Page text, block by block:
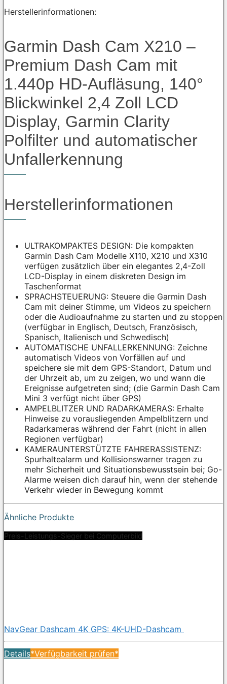
Herstellerinformationen:
Garmin Dash Cam X210 –
Premium Dash Cam mit
1.440p HD-Aufläsung, 140°
Blickwinkel 2,4 Zoll LCD
Display, Garmin Clarity
Polfilter und automatischer
Unfallerkennung
Herstellerinformationen
ULTRAKOMPAKTES DESIGN: Die kompakten
Garmin Dash Cam Modelle X110, X210 und X310
verfügen zusätzlich über ein elegantes 2,4-Zoll
LCD-Display in einem diskreten Design im
Taschenformat
SPRACHSTEUERUNG: Steuere die Garmin Dash
Cam mit deiner Stimme, um Videos zu speichern
oder die Audioaufnahme zu starten und zu stoppen
(verfügbar in Englisch, Deutsch, Französisch,
Spanisch, Italienisch und Schwedisch)
AUTOMATISCHE UNFALLERKENNUNG: Zeichne
automatisch Videos von Vorfällen auf und
speichere sie mit dem GPS-Standort, Datum und
der Uhrzeit ab, um zu zeigen, wo und wann die
Ereignisse aufgetreten sind; (die Garmin Dash Cam
Mini 3 verfügt nicht über GPS)
AMPELBLITZER UND RADARKAMERAS: Erhalte
Hinweise zu vorausliegenden Ampelblitzern und
Radarkameras während der Fahrt (nicht in allen
Regionen verfügbar)
KAMERAUNTERSTÜTZTE FAHRERASSISTENZ:
Spurhaltealarm und Kollisionswarner tragen zu
mehr Sicherheit und Situationsbewusstsein bei; Go-
Alarme weisen dich darauf hin, wenn der stehende
Verkehr wieder in Bewegung kommt
Ähnliche Produkte
Preis-Leistungs-Sieger bei Computerbild
NavGear Dashcam 4K GPS: 4K-UHD-Dashcam
Details*Verfügbarkeit prüfen*